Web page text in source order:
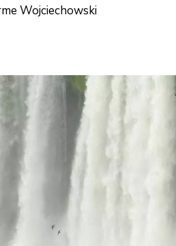
Wojciechowski